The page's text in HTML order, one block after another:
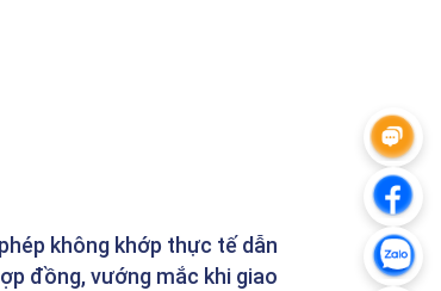
không khớp thực tế dẫn
đồng, vướng mắc khi giao